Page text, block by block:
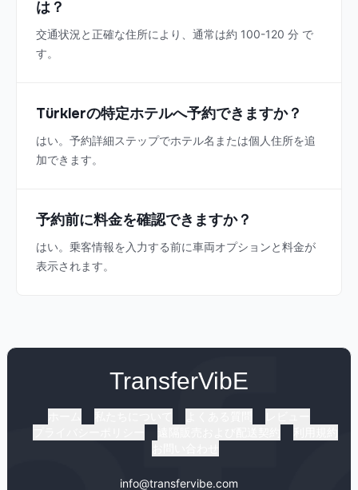
は？
交通状況と正確な住所により、通常は約 100-120 分 で
す。
Türklerの特定ホテルへ予約できますか？
はい。予約詳細ステップでホテル名または個人住所を追
加できます。
予約前に料金を確認できますか？
はい。乗客情報を入力する前に車両オプションと料金が
表示されます。
TransferVibE
info@transfervibe.com